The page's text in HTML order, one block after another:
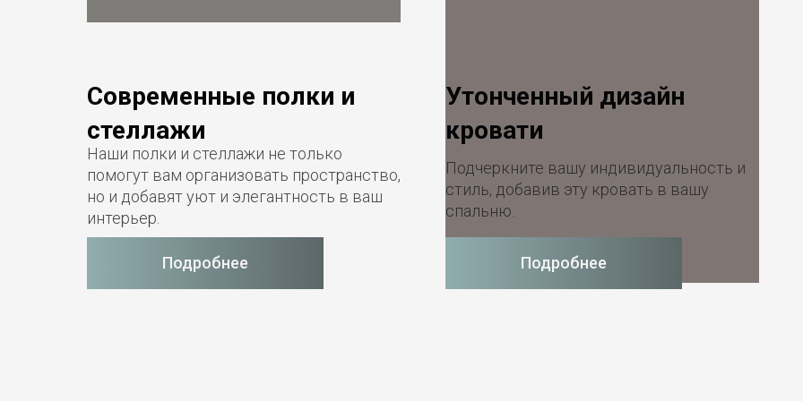
Подробнее
Наши полки и стеллажи не только
помогут вам организовать пространство,
но и добавят уют и элегантность в ваш
интерьер.
Современные полки и
стеллажи
Подробнее
Подчеркните вашу индивидуальность и
стиль, добавив эту кровать в вашу
спальню.
Утонченный дизайн
кровати